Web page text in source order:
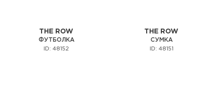
THE ROW
ФУТБОЛКА
ID: 48152
THE ROW
СУМКА
ID: 48151